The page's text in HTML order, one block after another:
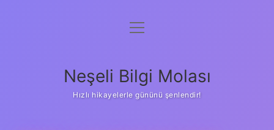
Anasayfa
Yasal Uyarı
menüyü
Neşeli Bilgi Molası
Hızlı hikayelerle gününü şenlendir!